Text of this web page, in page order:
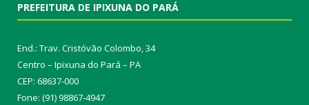
PREFEITURA DE IPIXUNA DO PARÁ
End.: Trav. Cristóvão Colombo, 34
Centro – Ipixuna do Pará – PA
CEP: 68637-000
Fone: (91) 98867-4947